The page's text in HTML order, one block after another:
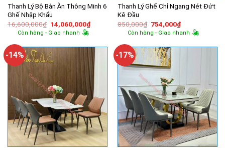
Thanh Lý Bộ Bàn Ăn Thông Minh 6
Ghế Nhập Khẩu
16,600,000₫ Giá
gốc
là:
14,060,000₫Giá
hiện
14,060,000₫.
Còn hàng - Giao nhanh
Thanh Lý Ghế Chỉ Ngang Nét Đứt
Kê Đầu
850,000₫ Giá
gốc
là:
754,000₫Giá
hiện
tại
754,000₫.
Còn hàng - Giao nhanh
-14% -17%